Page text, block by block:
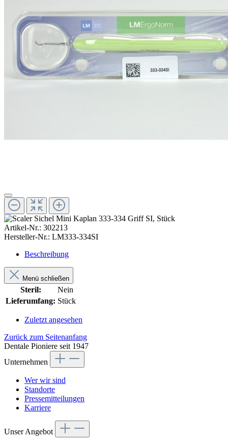
Artikel-Nr.: 302213
Hersteller-Nr.: LM333-334SI
Beschreibung
Menü schließen
Steril:
Nein
Lieferumfang: Stück
Zuletzt angesehen
Zurück zum Seitenanfang
Dentale Pioniere seit 1947
Unternehmen
Wer wir sind
Standorte
Pressemitteilungen
Karriere
Unser Angebot